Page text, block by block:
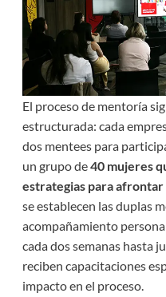
El proceso de mentoría
estructurada: cada
dos mentees para
un grupo de40 mujeres
estrategias para
se establecen las duplas
acompañamiento
cada dos semanas hasta
reciben capacitaciones
impacto en el proceso.